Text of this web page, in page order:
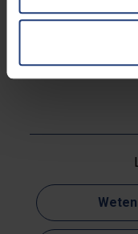
Islands) en
Het complete